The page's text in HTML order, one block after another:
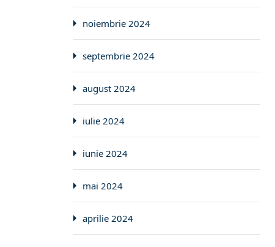
noiembrie 2024
septembrie 2024
august 2024
iulie 2024
iunie 2024
mai 2024
aprilie 2024